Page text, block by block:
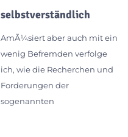
selbstverständlich
AmÃ¼siert aber auch mit ein
wenig Befremden verfolge
ich, wie die Recherchen und
Forderungen der
sogenannten